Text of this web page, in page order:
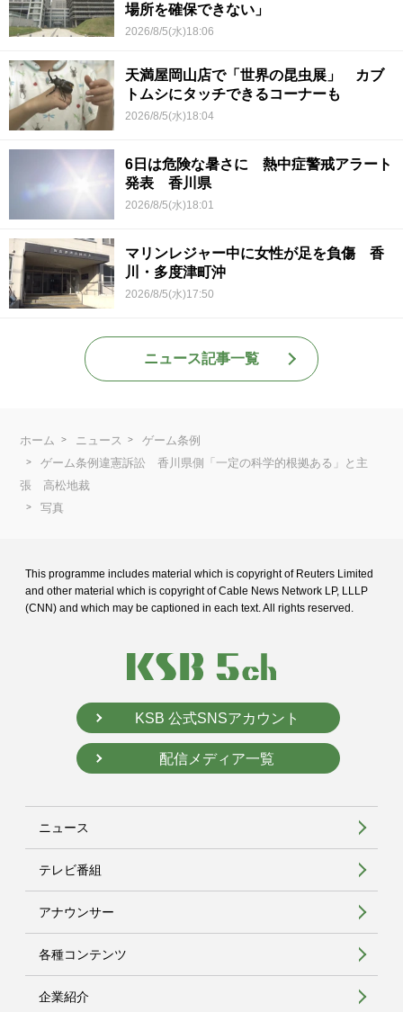
場所を確保できない」
2026/8/5(水)18:06
天満屋岡山店で「世界の昆虫展」 カブ
トムシにタッチできるコーナーも
2026/8/5(水)18:04
6日は危険な暑さに 熱中症警戒アラート
発表 香川県
2026/8/5(水)18:01
マリンレジャー中に女性が足を負傷 香
川・多度津町沖
2026/8/5(水)17:50
ニュース記事一覧
ホーム ニュース
ゲーム条例
ゲーム条例違憲訴訟 香川県側「一定の科学的根拠ある」と主
張 高松地裁
写真
This programme includes material which is copyright of Reuters Limited
and other material which is copyright of Cable News Network LP, LLLP
(CNN) and which may be captioned in each text. All rights reserved.
KSB 公式SNSアカウント
配信メディア一覧
ニュース
テレビ番組
アナウンサー
各種コンテンツ
企業紹介